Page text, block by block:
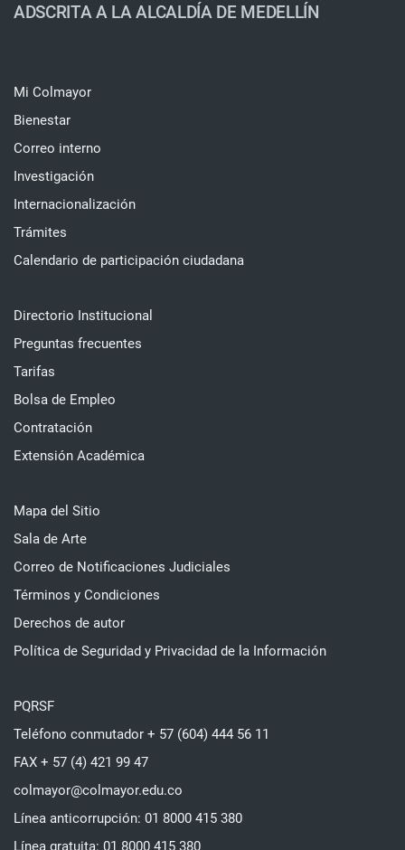
ADSCRITA A LA ALCALDÍA DE MEDELLÍN
Mi Colmayor
Bienestar
Correo interno
Investigación
Internacionalización
Trámites
Calendario de participación ciudadana
Directorio Institucional
Preguntas frecuentes
Tarifas
Bolsa de Empleo
Contratación
Extensión Académica
Mapa del Sitio
Sala de Arte
Correo de Notificaciones Judiciales
Términos y Condiciones
Derechos de autor
Política de Seguridad y Privacidad de la Información
PQRSF
Teléfono conmutador + 57 (604) 444 56 11
FAX + 57 (4) 421 99 47
colmayor@colmayor.edu.co
Línea anticorrupción: 01 8000 415 380
Línea gratuita: 01 8000 415 380